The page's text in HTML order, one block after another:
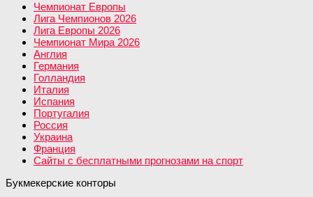
Чемпионат Европы
Лига Чемпионов 2026
Лига Европы 2026
Чемпионат Мира 2026
Англия
Германия
Голландия
Италия
Испания
Португалия
Россия
Украина
Франция
Сайты с бесплатными прогнозами на спорт
Букмекерские конторы